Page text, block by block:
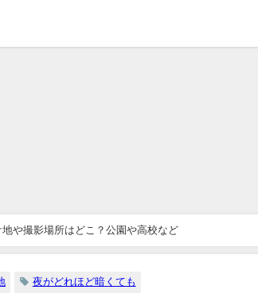
地や撮影場所はどこ？公園や高校など
夜がどれほど暗くても